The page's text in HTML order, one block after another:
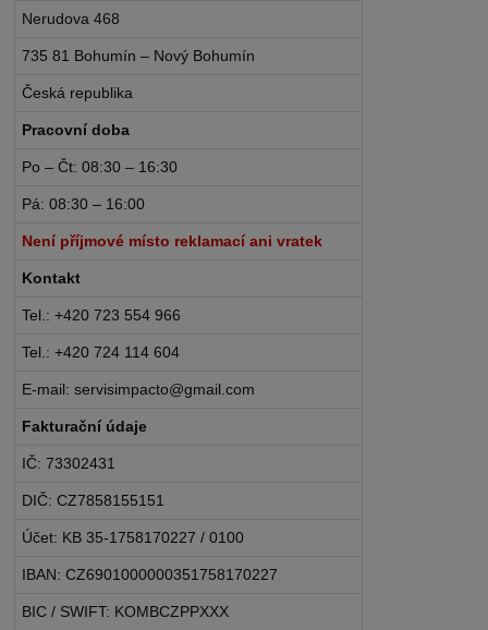
Nerudova 468
735 81 Bohumín – Nový Bohumín
Česká republika
Pracovní doba
Po – Čt: 08:30 – 16:30
Pá: 08:30 – 16:00
Není příjmové místo reklamací ani vratek
Kontakt
Tel.: +420 723 554 966
Tel.: +420 724 114 604
E-mail: servisimpacto@gmail.com
Fakturační údaje
IČ: 73302431
DIČ: CZ7858155151
Účet: KB 35-1758170227 / 0100
IBAN: CZ6901000000351758170227
BIC / SWIFT: KOMBCZPPXXX